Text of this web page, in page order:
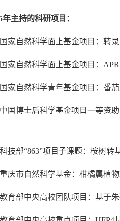
年主持的科研项目：
国家自然科学面上基金项目：转
家自然科学面上基金项目：
家自然科学青年基金项目：番
国博士后科学基金项目一等资
技部“863”项目子课题：桉树转
庆市自然科学基金：柑橘属植
育部中央高校团队项目：基于